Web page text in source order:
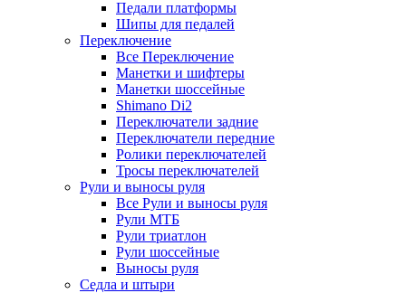
Педали платформы
Шипы для педалей
Переключение
Все Переключение
Манетки и шифтеры
Манетки шоссейные
Shimano Di2
Переключатели задние
Переключатели передние
Ролики переключателей
Тросы переключателей
Рули и выносы руля
Все Рули и выносы руля
Рули МТБ
Рули триатлон
Рули шоссейные
Выносы руля
Седла и штыри